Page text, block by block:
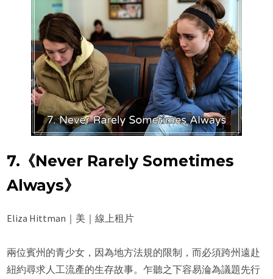
7.《Never Rarely Sometimes
Always》
Eliza Hittman｜美｜線上租片
兩位賓州的青少女，因為地方法規的限制，而必須跨州遠赴
紐約尋求人工流產的生存故事。乍聽之下容易淪為議題先行